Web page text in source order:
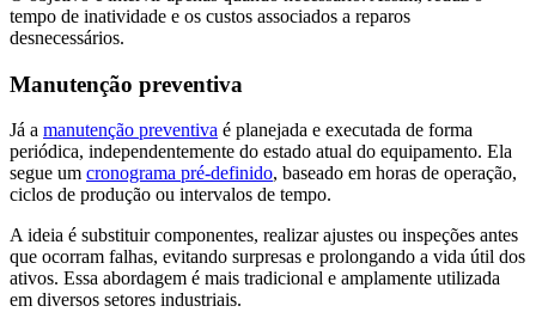
tempo de inatividade e os custos associados a reparos
desnecessários.
Manutenção preventiva
Já a manutenção preventiva é planejada e executada de forma
periódica, independentemente do estado atual do equipamento. Ela
segue um cronograma pré-definido, baseado em horas de operação,
ciclos de produção ou intervalos de tempo.
A ideia é substituir componentes, realizar ajustes ou inspeções antes
que ocorram falhas, evitando surpresas e prolongando a vida útil dos
ativos. Essa abordagem é mais tradicional e amplamente utilizada
em diversos setores industriais.